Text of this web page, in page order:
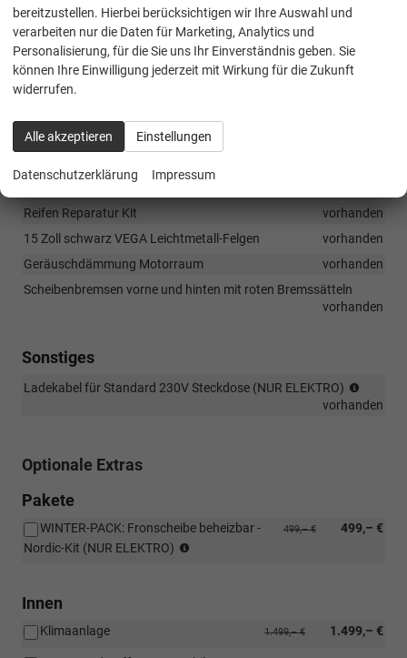
Single Klappschlüssel, Fahrertür und Zündung vorhanden
Außen
Black-Design: tiefschwarzes Dach
Heckklappen Spoiler
Räder & Technik
Reifen Reparatur Kit
vorhanden
15 Zoll schwarz VEGA Leichtmetall-Felgen
vorhanden
Geräuschdämmung Motorraum
vorhanden
Scheibenbremsen vorne und hinten mit roten Bremssätteln
vorhanden
Sonstiges
Ladekabel für Standard 230V Steckdose (NUR ELEKTRO)
für
vorhanden
Optionale Extras
Pakete
499,– €
499,– €
WINTER-PACK: Fronscheibe beheizbar -
Nordic-Kit (NUR ELEKTRO)
Innen
1.499,– €
1.499,– €
Klimaanlage
bereitzustellen. Hierbei berücksichtigen wir Ihre Auswahl und
verarbeiten nur die Daten für Marketing, Analytics und
Personalisierung, für die Sie uns Ihr Einverständnis geben. Sie
können Ihre Einwilligung jederzeit mit Wirkung für die Zukunft
widerrufen.
Alle akzeptieren Einstellungen
Datenschutzerklärung Impressum